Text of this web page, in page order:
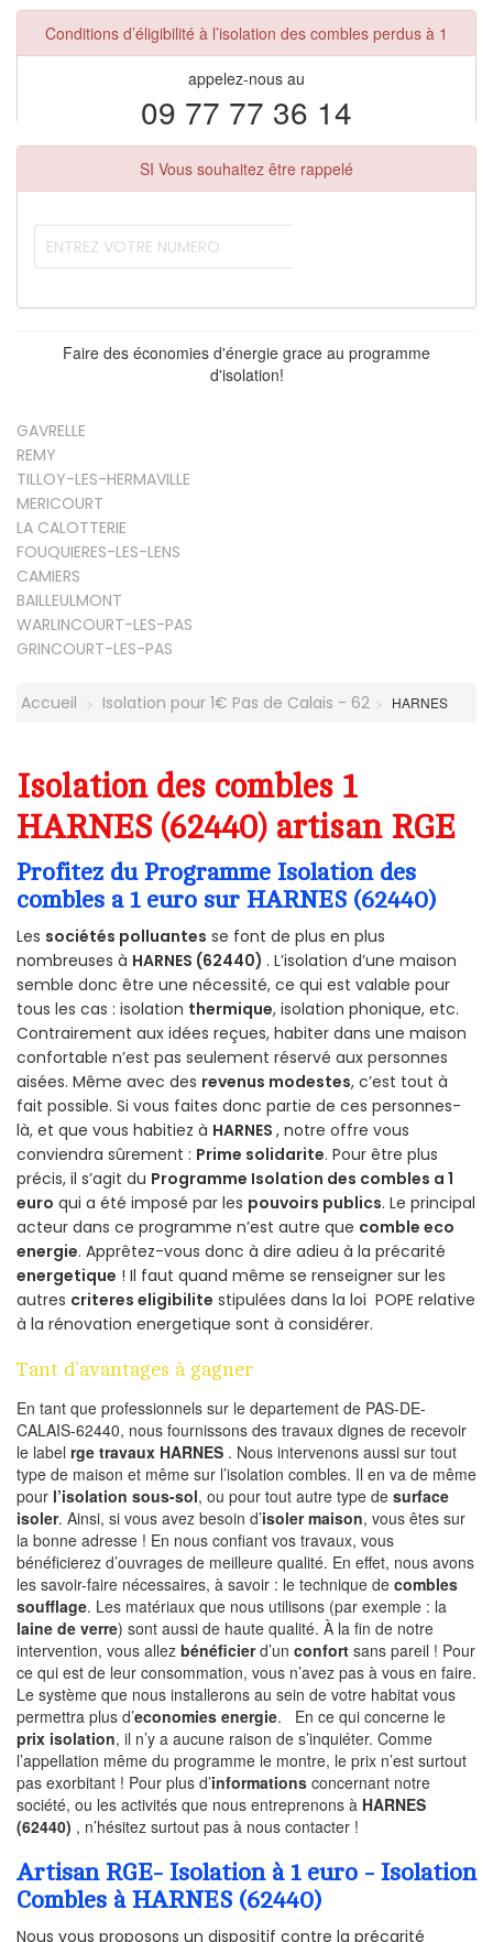
Conditions d’éligibilité à l’isolation des combles perdus à 1
appelez-nous au
09 77 77 36 14
SI Vous souhaitez être rappelé
Faire des économies d'énergie grace au programme
d'isolation!
GAVRELLE
REMY
TILLOY-LES-HERMAVILLE
MERICOURT
LA CALOTTERIE
FOUQUIERES-LES-LENS
CAMIERS
BAILLEULMONT
WARLINCOURT-LES-PAS
GRINCOURT-LES-PAS
Accueil Isolation pour 1€ Pas de Calais - 62 HARNES
Isolation des combles 1
HARNES (62440) artisan RGE
Profitez du Programme Isolation des
combles a 1 euro sur HARNES (62440)
Les sociétés polluantes se font de plus en plus
nombreuses à HARNES (62440) . L’isolation d’une maison
semble donc être une nécessité, ce qui est valable pour
tous les cas : isolation thermique, isolation phonique, etc.
Contrairement aux idées reçues, habiter dans une maison
confortable n’est pas seulement réservé aux personnes
aisées. Même avec des revenus modestes, c’est tout à
fait possible. Si vous faites donc partie de ces personnes-
là, et que vous habitiez à HARNES , notre offre vous
conviendra sûrement : Prime solidarite. Pour être plus
précis, il s’agit du Programme Isolation des combles a 1
euro qui a été imposé par les pouvoirs publics. Le principal
acteur dans ce programme n’est autre que comble eco
energie. Apprêtez-vous donc à dire adieu à la précarité
energetique ! Il faut quand même se renseigner sur les
autres criteres eligibilite stipulées dans la loi POPE relative
à la rénovation energetique sont à considérer.
Tant d’avantages à gagner
En tant que professionnels sur le departement de PAS-DE-
CALAIS-62440, nous fournissons des travaux dignes de recevoir
le label rge travaux HARNES . Nous intervenons aussi sur tout
type de maison et même sur l’isolation combles. Il en va de même
pour l’isolation sous-sol, ou pour tout autre type de surface
isoler. Ainsi, si vous avez besoin d’isoler maison, vous êtes sur
la bonne adresse ! En nous confiant vos travaux, vous
bénéficierez d’ouvrages de meilleure qualité. En effet, nous avons
les savoir-faire nécessaires, à savoir : le technique de combles
soufflage. Les matériaux que nous utilisons (par exemple : la
laine de verre) sont aussi de haute qualité. À la fin de notre
intervention, vous allez bénéficierd’un confort sans pareil ! Pour
ce qui est de leur consommation, vous n’avez pas à vous en faire.
Le système que nous installerons au sein de votre habitat vous
permettra plus d’economies energie. En ce qui concerne le
prix isolation, il n’y a aucune raison de s’inquiéter. Comme
l’appellation même du programme le montre, le prix n’est surtout
pas exorbitant ! Pour plus d’informations concernant notre
société, ou les activités que nous entreprenons à HARNES
(62440) , n’hésitez surtout pas à nous contacter !
Artisan RGE- Isolation à 1 euro - Isolation
Combles à HARNES (62440)
Nous vous proposons un dispositif contre la précarité